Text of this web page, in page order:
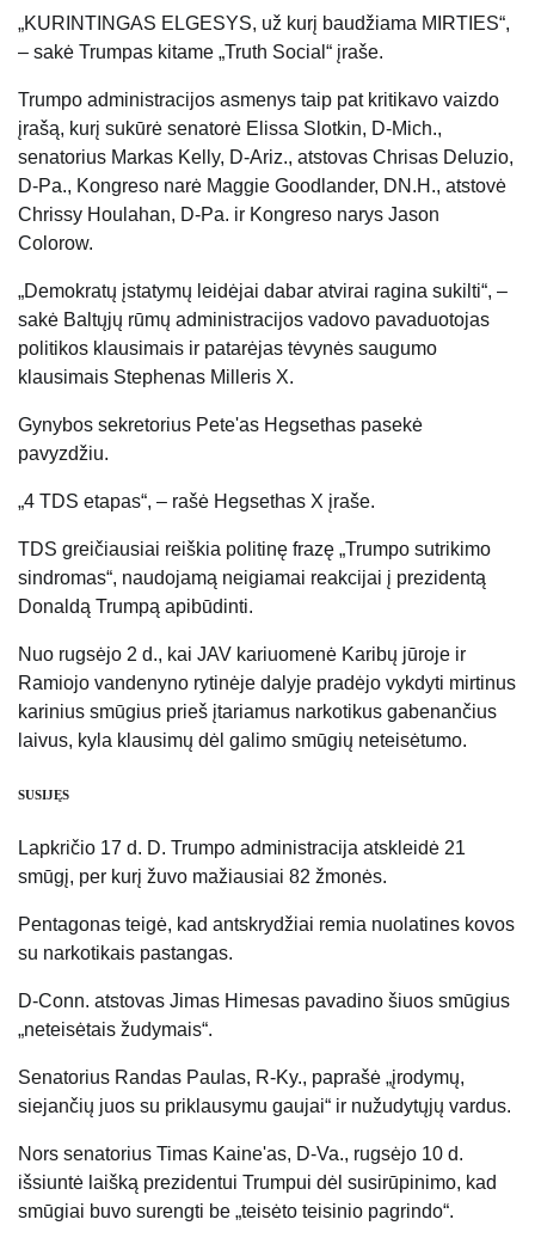
„KURINTINGAS ELGESYS, už kurį baudžiama MIRTIES“,
– sakė Trumpas kitame „Truth Social“ įraše.
Trumpo administracijos asmenys taip pat kritikavo vaizdo
įrašą, kurį sukūrė senatorė Elissa Slotkin, D-Mich.,
senatorius Markas Kelly, D-Ariz., atstovas Chrisas Deluzio,
D-Pa., Kongreso narė Maggie Goodlander, DN.H., atstovė
Chrissy Houlahan, D-Pa. ir Kongreso narys Jason
Colorow.
„Demokratų įstatymų leidėjai dabar atvirai ragina sukilti“, –
sakė Baltųjų rūmų administracijos vadovo pavaduotojas
politikos klausimais ir patarėjas tėvynės saugumo
klausimais Stephenas Milleris X.
Gynybos sekretorius Pete'as Hegsethas pasekė
pavyzdžiu.
„4 TDS etapas“, – rašė Hegsethas X įraše.
TDS greičiausiai reiškia politinę frazę „Trumpo sutrikimo
sindromas“, naudojamą neigiamai reakcijai į prezidentą
Donaldą Trumpą apibūdinti.
Nuo rugsėjo 2 d., kai JAV kariuomenė Karibų jūroje ir
Ramiojo vandenyno rytinėje dalyje pradėjo vykdyti mirtinus
karinius smūgius prieš įtariamus narkotikus gabenančius
laivus, kyla klausimų dėl galimo smūgių neteisėtumo.
SUSIJĘS
Lapkričio 17 d. D. Trumpo administracija atskleidė 21
smūgį, per kurį žuvo mažiausiai 82 žmonės.
Pentagonas teigė, kad antskrydžiai remia nuolatines kovos
su narkotikais pastangas.
D-Conn. atstovas Jimas Himesas pavadino šiuos smūgius
„neteisėtais žudymais“.
Senatorius Randas Paulas, R-Ky., paprašė „įrodymų,
siejančių juos su priklausymu gaujai“ ir nužudytųjų vardus.
Nors senatorius Timas Kaine'as, D-Va., rugsėjo 10 d.
išsiuntė laišką prezidentui Trumpui dėl susirūpinimo, kad
smūgiai buvo surengti be „teisėto teisinio pagrindo“.